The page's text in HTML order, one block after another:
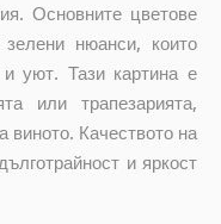
Основните цветове
нюанси, които
уют. Тази картина е
или трапезарията,
виното. Качеството на
и яркост